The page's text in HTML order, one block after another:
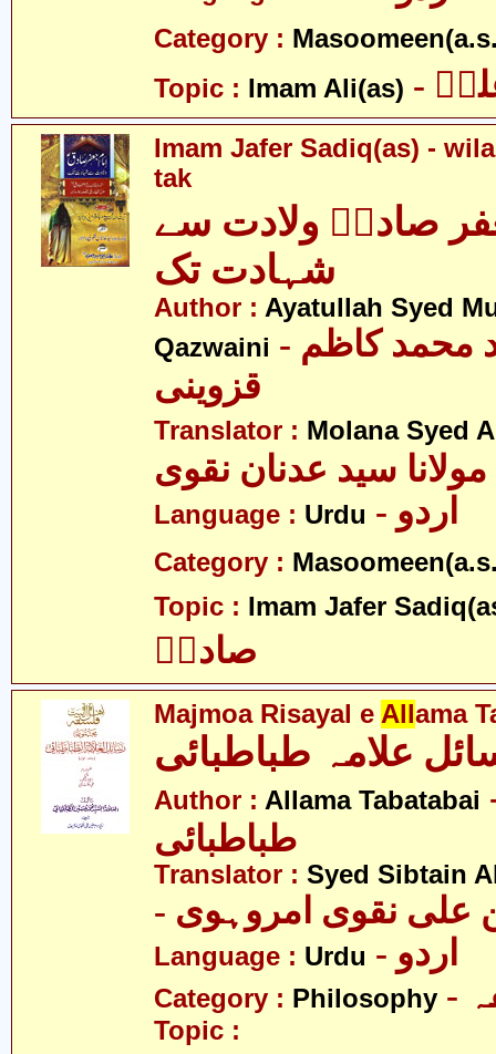
Category :
Topic : Imam Ali(as)
Imam Jafer Sadiq(as) -
tak
صادقؑ ولادت سے
شہادت تک
Author : Ayatullah Syed
Qazwaini - آیت اللہ سید محمد کاظم
قزوینی
Translator : Molana Syed
مولانا سید عدنان نقوی
Language : Urdu - اردو
Category :
Topic : Imam Jafer
صادقؑ
Majmoa Risayal e Allama
علامہ طباطبائی
Author : Allama Tabatabai
طباطبائی
Translator : Syed Sibtain
علی نقوی امروہوی
Language : Urdu - اردو
Category : Philosophy
Topic :